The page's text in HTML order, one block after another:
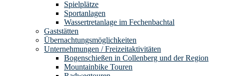
Spielplätze
Sportanlagen
Wassertretanlage im Fechenbachtal
Gaststätten
Übernachtungsmöglichkeiten
Unternehmungen / Freizeitaktivitäten
Bogenschießen in Collenberg und der Region
Mountainbike Touren